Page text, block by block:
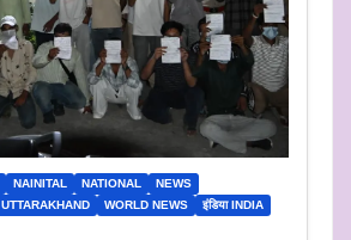
NAINITAL NATIONAL
NEWS
UTTARAKHAND WORLD NEWS
इंडिया INDIA